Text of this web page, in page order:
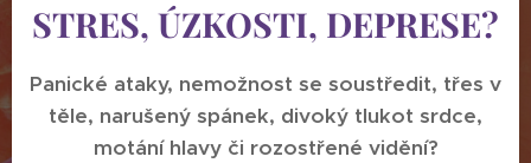
STRES, ÚZKOSTI, DEPRESE?
Panické ataky, nemožnost se soustředit, třes v
těle, narušený spánek, divoký tlukot srdce,
motání hlavy či rozostřené vidění?